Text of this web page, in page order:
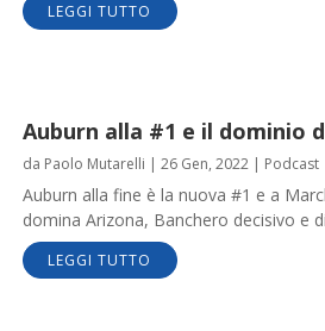
LEGGI TUTTO
Auburn alla #1 e il dominio
da Paolo Mutarelli | 26 Gen, 2022| Podcast
Auburn alla fine è la nuova #1 e a
domina Arizona, Banchero decisivo e
LEGGI TUTTO